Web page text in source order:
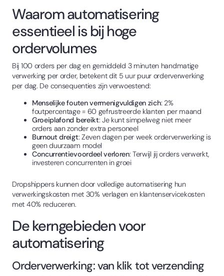
Waarom automatisering
essentieel is bij hoge
ordervolumes
Bij 100 orders per dag en gemiddeld 3 minuten handmatige
verwerking per order, betekent dit 5 uur puur orderverwerking
per dag. De consequenties zijn verwoestend:
Menselijke fouten vermenigvuldigen zich: 2%
foutpercentage = 60 gefrustreerde klanten per maand
Groeiplafond bereikt: Je kunt simpelweg niet meer
orders aan zonder extra personeel
Burnout dreigt: Zeven dagen per week orderverwerking is
geen duurzaam model
Concurrentievoordeel verloren: Terwijl jij orders verwerkt,
investeren concurrenten in groei
Dropshippers kunnen door volledige automatisering hun
verwerkingskosten met 30% verlagen en klantenservicekosten
met 40% reduceren.
De kerngebieden voor
automatisering
Orderverwerking: van klik tot verzending